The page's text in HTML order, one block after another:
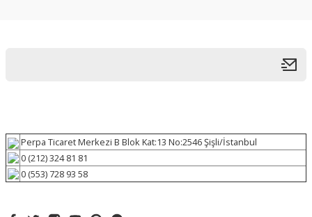
Perpa Ticaret Merkezi B Blok Kat:13 No:2546 Şişli/İstanbul
0 (212) 324 81 81
0 (553) 728 93 58